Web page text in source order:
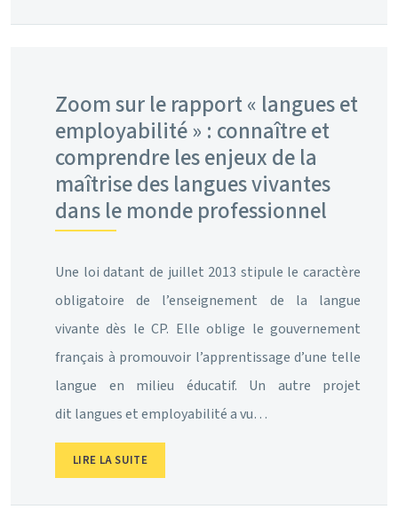
Zoom sur le rapport « langues et
employabilité » : connaître et
comprendre les enjeux de la
maîtrise des langues vivantes
dans le monde professionnel
Une loi datant de juillet 2013 stipule le caractère
obligatoire de l’enseignement de la langue
vivante dès le CP. Elle oblige le gouvernement
français à promouvoir l’apprentissage d’une telle
langue en milieu éducatif. Un autre projet
dit langues et employabilité a vu…
LIRE LA SUITE